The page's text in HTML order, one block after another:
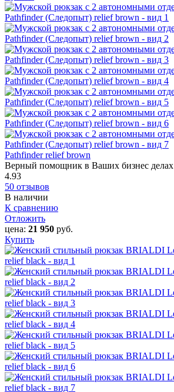
Pathfinder relief brown
Верный помощник в Ваших бизнес делах
4.93
50 отзывов
В наличии
К сравнению
Отложить
цена: 21 950 руб.
Купить